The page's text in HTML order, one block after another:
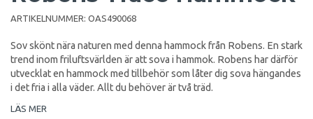
ARTIKELNUMMER: OAS490068
Sov skönt nära naturen med denna hammock från Robens. En stark
trend inom friluftsvärlden är att sova i hammok. Robens har därför
utvecklat en hammock med tillbehör som låter dig sova hängandes
i det fria i alla väder. Allt du behöver är två träd.
LÄS MER